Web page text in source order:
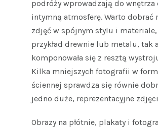
podróży wprowadzają do wnętrza
intymną atmosferę. Warto dobrać
zdjęć w spójnym stylu i materiale,
przykład drewnie lub metalu, tak
komponowała się z resztą
Kilka mniejszych fotografii w
ściennej sprawdza się równie
jedno duże, reprezentacyjne
Obrazy na płótnie, plakaty i